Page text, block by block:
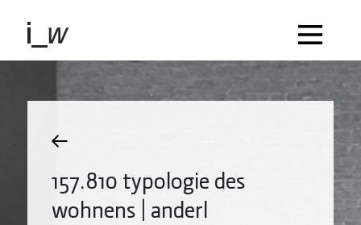
157.810 typologie des
wohnens | anderl